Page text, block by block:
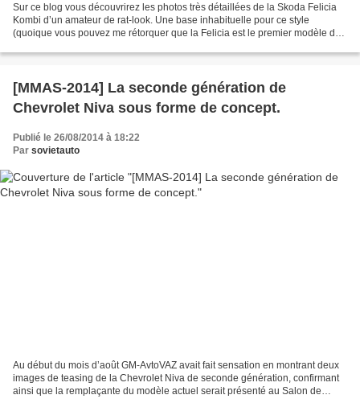
Sur ce blog vous découvrirez les photos très détaillées de la Skoda Felicia
Kombi d’un amateur de rat-look. Une base inhabituelle pour ce style
(quoique vous pouvez me rétorquer que la Felicia est le premier modèle de
[MMAS-2014] La seconde génération de
Chevrolet Niva sous forme de concept.
Publié le 26/08/2014 à 18:22
Par sovietauto
Au début du mois d’août GM-AvtoVAZ avait fait sensation en montrant deux
images de teasing de la Chevrolet Niva de seconde génération, confirmant
ainsi que la remplaçante du modèle actuel serait présenté au Salon de